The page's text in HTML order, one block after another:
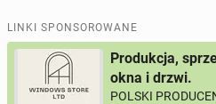
LINKI SPONSOROWANE
Produkcja,
okna i drzwi.
POLSKI